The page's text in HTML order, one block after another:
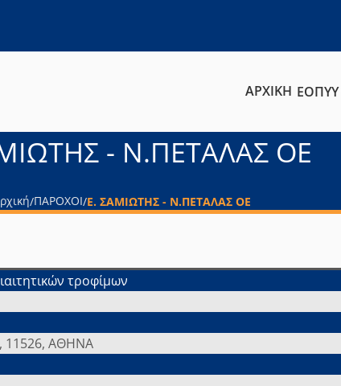
ΑΡΧΙΚΗ ΕΟΠΥΥ
- Ν.ΠΕΤΑΛΑΣ ΟΕ
/ΠΑΡΟΧΟΙ/Ε. ΣΑΜΙΩΤΗΣ - Ν.ΠΕΤΑΛΑΣ ΟΕ
τροφίμων
11526, ΑΘΗΝΑ